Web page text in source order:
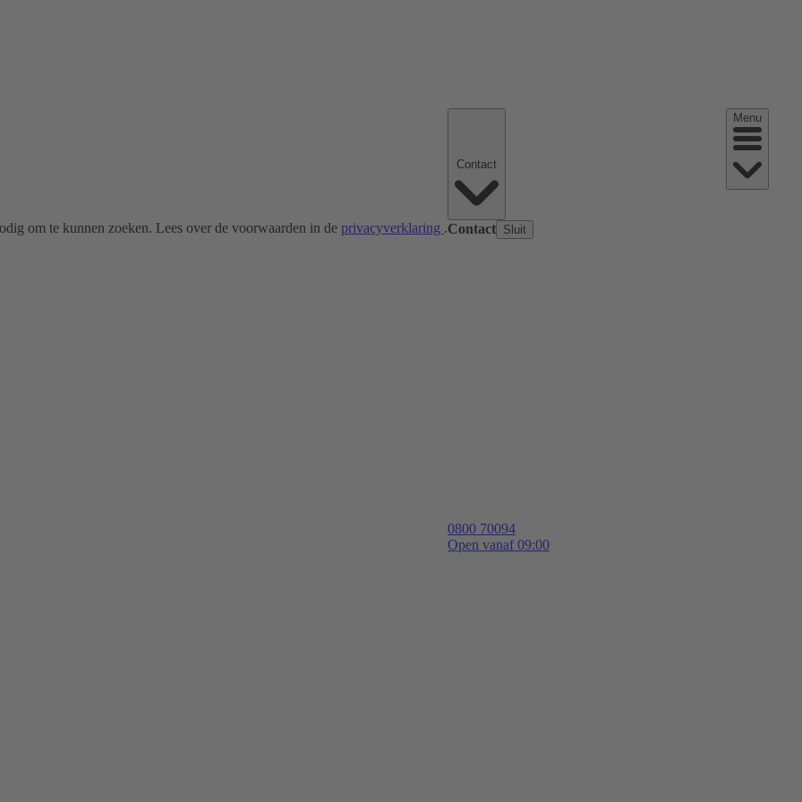
om te kunnen zoeken. Lees over de voorwaarden in de privacyverklaring .Contact Sluit
0800 70094
Open vanaf 09:00
Menu